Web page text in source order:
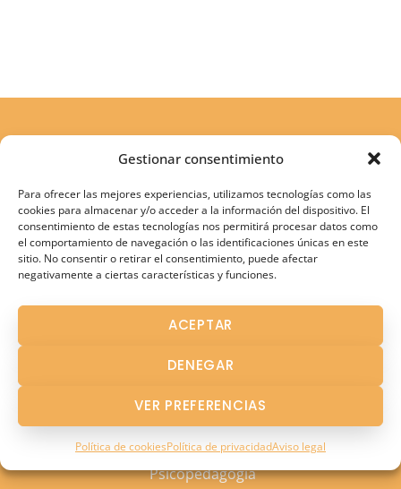
Gestionar consentimiento
Para ofrecer las mejores experiencias, utilizamos tecnologías como las
cookies para almacenar y/o acceder a la información del dispositivo. El
consentimiento de estas tecnologías nos permitirá procesar datos como
el comportamiento de navegación o las identificaciones únicas en este
sitio. No consentir o retirar el consentimiento, puede afectar
negativamente a ciertas características y funciones.
ACEPTAR
DENEGAR
VER PREFERENCIAS
Política de cookiesPolítica de privacidadAviso legal
Atención Terapéutica
Atención Temprana
Logopedia en Los Palacios
Psicología Adulto
Psicología Niño
Psicopedagogía